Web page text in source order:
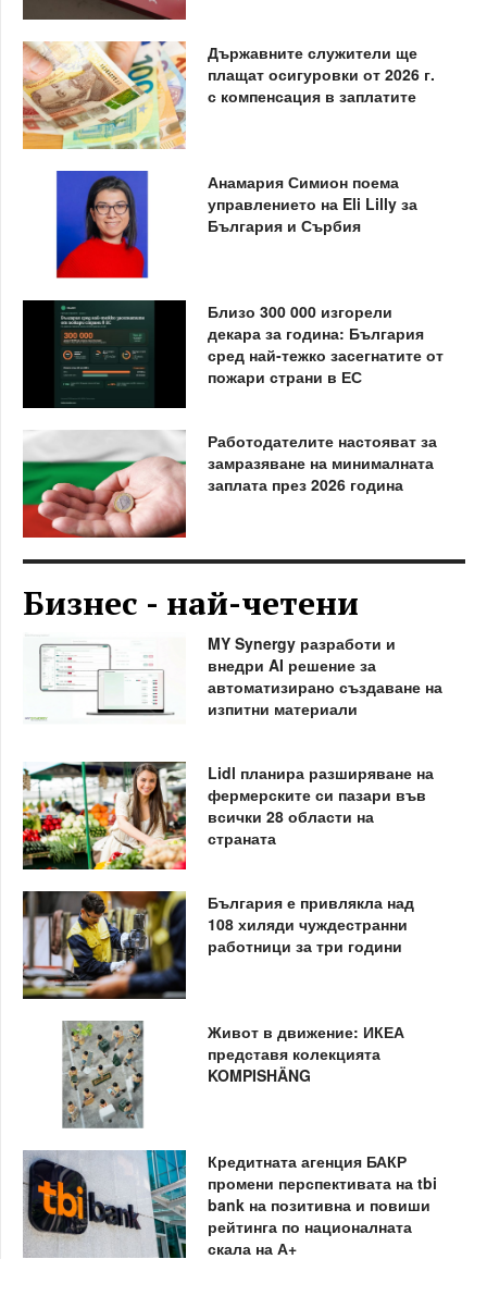
Държавните служители ще
плащат осигуровки от 2026 г.
с компенсация в заплатите
Анамария Симион поема
управлението на Eli Lilly за
България и Сърбия
Близо 300 000 изгорели
декара за година: България
сред най-тежко засегнатите от
пожари страни в ЕС
Работодателите настояват за
замразяване на минималната
заплата през 2026 година
Бизнес - най-четени
MY Synergy разработи и
внедри AI решение за
автоматизирано създаване на
изпитни материали
Lidl планира разширяване на
фермерските си пазари във
всички 28 области на
страната
България е привлякла над
108 хиляди чуждестранни
работници за три години
Живот в движение: ИКЕА
представя колекцията
KOMPISHÄNG
Кредитната агенция БАКР
промени перспективата на tbi
bank на позитивна и повиши
рейтинга по националната
скала на А+